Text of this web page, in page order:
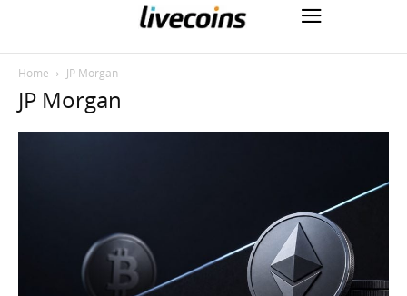
Home JP Morgan
JP Morgan